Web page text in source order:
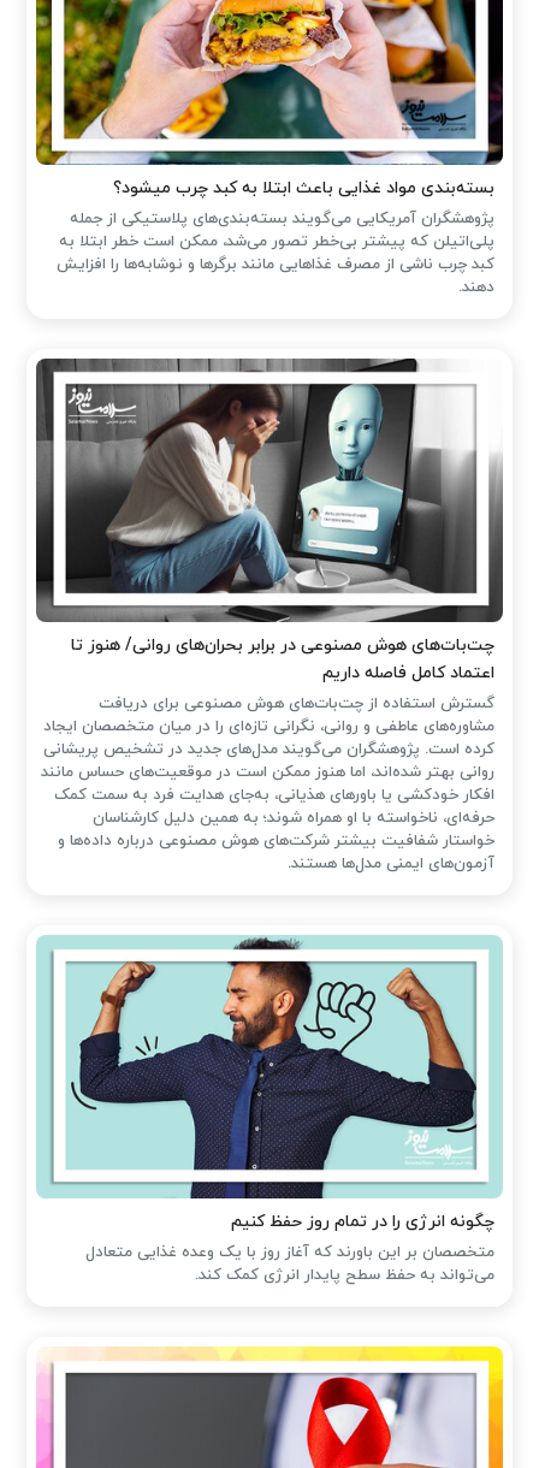
بسته‌بندی مواد غذایی باعث ابتلا به کبد چرب میشود؟
پژوهشگران آمریکایی می‌گویند بسته‌بندی‌های پلاستیکی از جمله
پلی‌اتیلن که پیشتر بی‌خطر تصور می‌شد، ممکن است خطر ابتلا به
کبد چرب ناشی از مصرف غذاهایی مانند برگرها و نوشابه‌ها را افزایش
دهند.
چت‌بات‌های هوش مصنوعی در برابر بحران‌های روانی/ هنوز تا
اعتماد کامل فاصله داریم
گسترش استفاده از چت‌بات‌های هوش مصنوعی برای دریافت
مشاوره‌های عاطفی و روانی، نگرانی تازه‌ای را در میان متخصصان ایجاد
کرده است. پژوهشگران می‌گویند مدل‌های جدید در تشخیص پریشانی
روانی بهتر شده‌اند، اما هنوز ممکن است در موقعیت‌های حساس مانند
افکار خودکشی یا باورهای هذیانی، به‌جای هدایت فرد به سمت کمک
حرفه‌ای، ناخواسته با او همراه شوند؛ به همین دلیل کارشناسان
خواستار شفافیت بیشتر شرکت‌های هوش مصنوعی درباره داده‌ها و
آزمون‌های ایمنی مدل‌ها هستند.
چگونه انرژی را در تمام روز حفظ کنیم
متخصصان بر این باورند که آغاز روز با یک وعده غذایی متعادل
می‌تواند به حفظ سطح پایدار انرژی کمک کند.